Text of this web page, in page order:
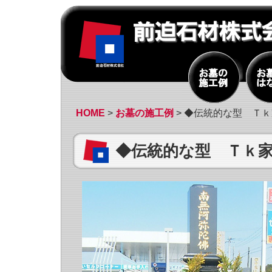
HOME > お墓の施工例 > ◆伝統的な型 Ｔ
◆伝統的な型 Ｔｋ